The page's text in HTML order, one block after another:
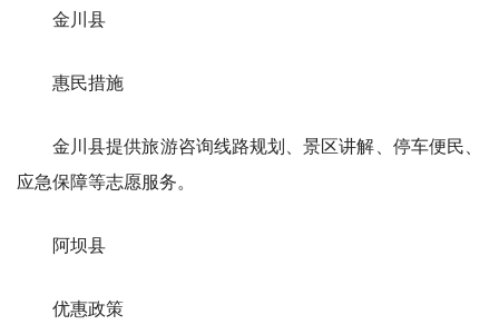
金川县
惠民措施
金川县提供旅游咨询线路规划、景区讲解、停车便民、
应急保障等志愿服务。
阿坝县
优惠政策